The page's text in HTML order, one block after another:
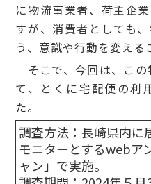
に物流事業者、荷主企
すが、消費者としても
う、意識や行動を変える
そこで、今回は、こ
て、とくに宅配便の利
た。
調査方法：長崎県内に
モニターとするwebア
ャン」で実施。